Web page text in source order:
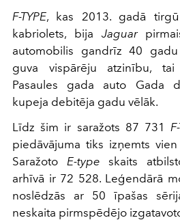
F-TYPE, kas 2013. gadā
kabriolets, bija Jaguar
automobilis gandrīz 40
guva vispārēju atzinību,
Pasaules gada auto Gada
kupeja debitēja gadu vēlāk.
Līdz šim ir saražots 87 731
piedāvājuma tiks izņemts
Saražoto E-type skaits
arhīvā ir 72 528. Leģendārā
noslēdzās ar 50 īpašas
neskaita pirmspēdējo